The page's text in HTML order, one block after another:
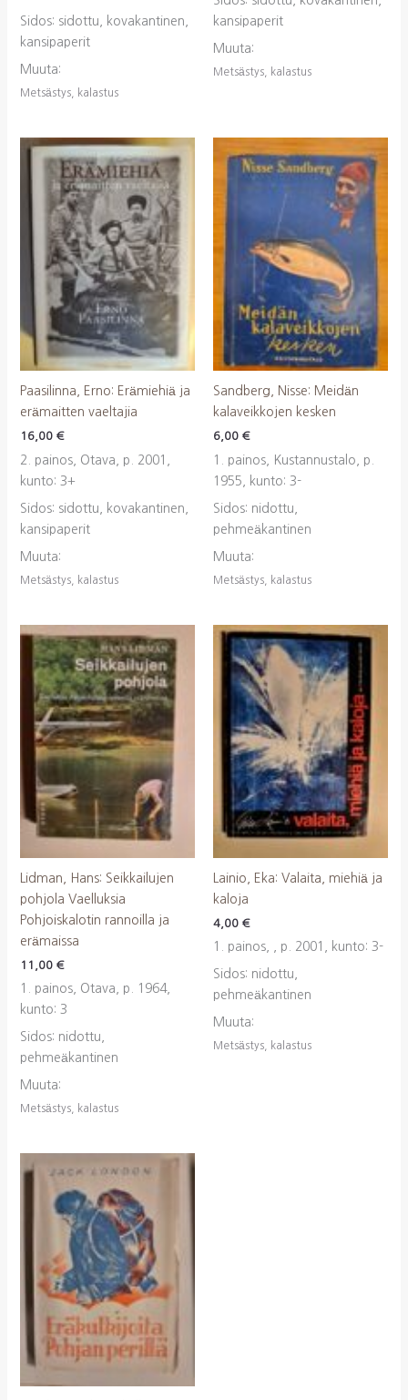
Sidos: sidottu, kovakantinen,
kansipaperit
Muuta:
Metsästys, kalastus
kansipaperit
Muuta:
Metsästys, kalastus
Paasilinna, Erno: Erämiehiä ja
erämaitten vaeltajia
16,00 €
2. painos, Otava, p. 2001,
kunto: 3+
Sidos: sidottu, kovakantinen,
kansipaperit
Muuta:
Metsästys, kalastus
Sandberg, Nisse: Meidän
kalaveikkojen kesken
6,00 €
1. painos, Kustannustalo, p.
1955, kunto: 3-
Sidos: nidottu,
pehmeäkantinen
Muuta:
Metsästys, kalastus
Lidman, Hans: Seikkailujen
pohjola Vaelluksia
Pohjoiskalotin rannoilla ja
erämaissa
11,00 €
1. painos, Otava, p. 1964,
kunto: 3
Sidos: nidottu,
pehmeäkantinen
Muuta:
Metsästys, kalastus
Lainio, Eka: Valaita, miehiä ja
kaloja
4,00 €
1. painos, , p. 2001, kunto: 3-
Sidos: nidottu,
pehmeäkantinen
Muuta:
Metsästys, kalastus